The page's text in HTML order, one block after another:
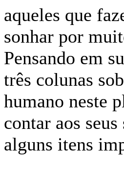
aqueles que
sonhar por
Pensando em
três colunas
humano neste
contar aos
alguns itens